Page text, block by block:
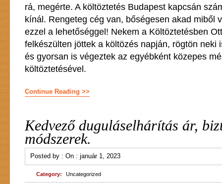
rá, megérte. A költöztetés Budapest kapcsán
kínál. Rengeteg cég van, bőségesen akad miből
ezzel a lehetőséggel! Nekem a Költöztetésben
felkészülten jöttek a költözés napján, rögtön neki
és gyorsan is végeztek az egyébként közepes
költöztetésével.
Continue Reading >>
Kedvező duguláselhárítás ár,
módszerek.
Posted by : On : január 1, 2023
Category: Uncategorized